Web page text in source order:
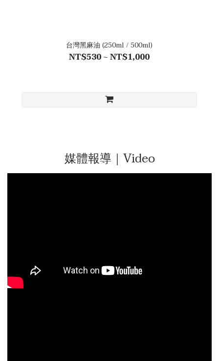
台灣黑麻油 (250ml / 500ml)
NT$530 ~ NT$1,000
媒體報導｜Video